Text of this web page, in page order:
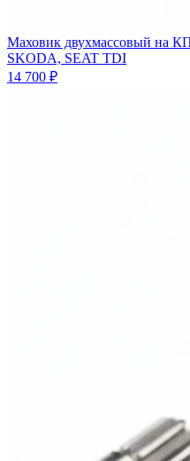
Маховик двухмассовый на
SKODA, SEAT TDI
14 700 ₽